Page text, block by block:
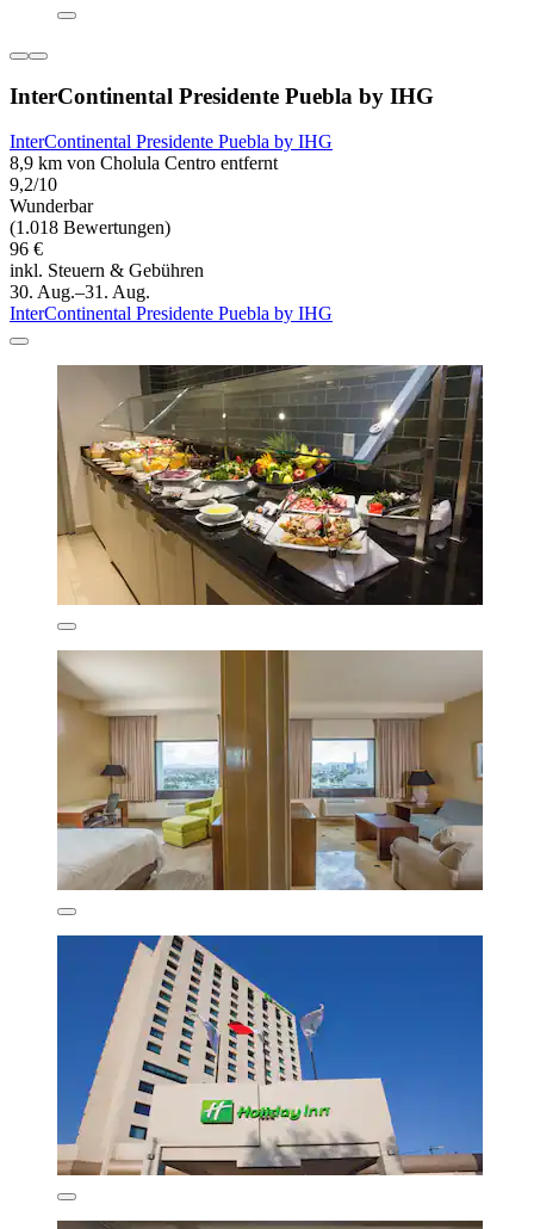
InterContinental Presidente Puebla by IHG
InterContinental Presidente Puebla by IHG
8,9 km von Cholula Centro entfernt
9,2/10
Wunderbar
(1.018 Bewertungen)
96 €
inkl. Steuern & Gebühren
30. Aug.–31. Aug.
InterContinental Presidente Puebla by IHG